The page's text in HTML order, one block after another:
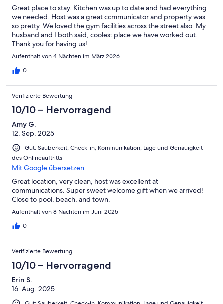
Great place to stay. Kitchen was up to date and had everything
we needed. Host was a great communicator and property was
so pretty. We loved the gym facilities across the street also. My
husband and I both said, coolest place we have worked out.
Thank you for having us!
Aufenthalt von 4 Nächten im März 2026
0
Verifizierte Bewertung
10/10 – Hervorragend
Amy G.
12. Sep. 2025
Gut: Sauberkeit, Check-in, Kommunikation, Lage und Genauigkeit
des Onlineauftritts
Mit Google übersetzen
Great location, very clean, host was excellent at
communications. Super sweet welcome gift when we arrived!
Close to pool, beach, and town.
Aufenthalt von 8 Nächten im Juni 2025
0
Verifizierte Bewertung
10/10 – Hervorragend
Erin S.
16. Aug. 2025